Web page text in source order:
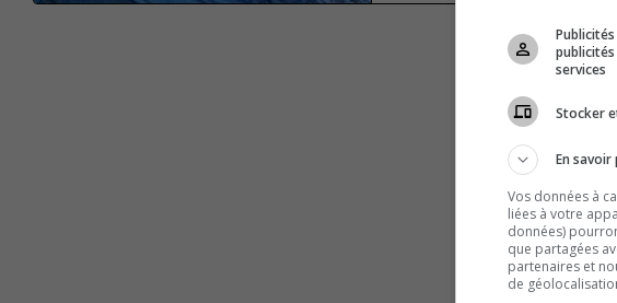
services
Stocker
En savoir
Vos données à
liées à votre
données)
que partagées
partenaires et
de